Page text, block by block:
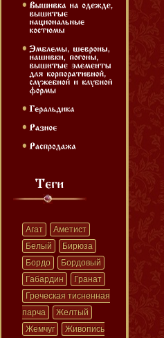
Агат
Аметист
Белый
Бирюза
Бордо
Бордовый
Габардин
Гранат
Греческая тисненная
парча
Желтый
Жемчуг
Живопись